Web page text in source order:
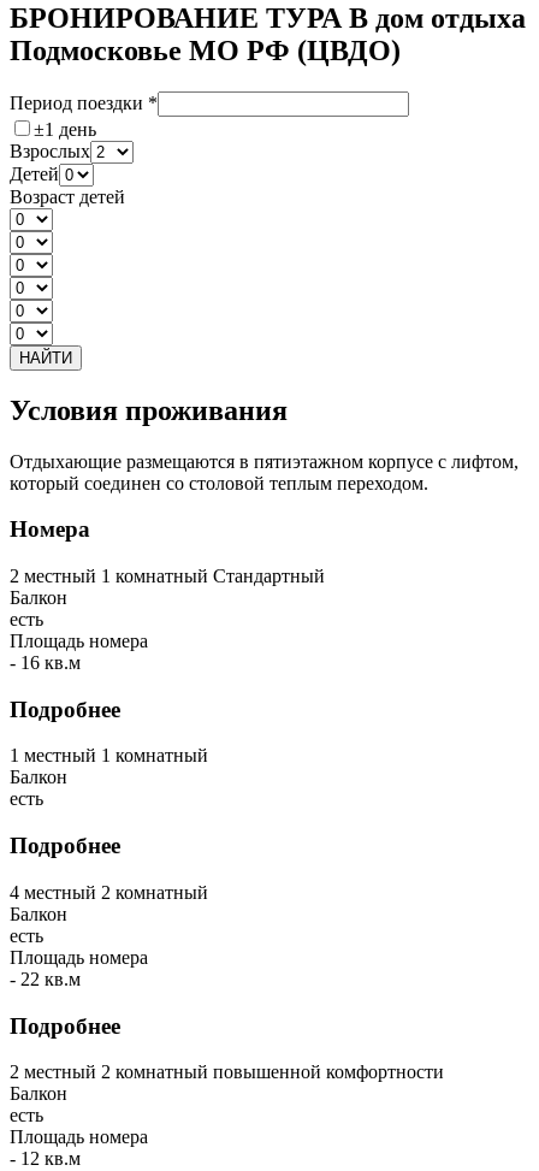
БРОНИРОВАНИЕ ТУРА В дом отдыха
Подмосковье МО РФ (ЦВДО)
Период поездки *
±1 день
Взрослых
Детей
Возраст детей
НАЙТИ
Условия проживания
Отдыхающие размещаются в пятиэтажном корпусе с лифтом,
который соединен со столовой теплым переходом.
Номера
2 местный 1 комнатный Стандартный
Балкон
есть
Площадь номера
- 16 кв.м
Подробнее
1 местный 1 комнатный
Балкон
есть
Подробнее
4 местный 2 комнатный
Балкон
есть
Площадь номера
- 22 кв.м
Подробнее
2 местный 2 комнатный повышенной комфортности
Балкон
есть
Площадь номера
- 12 кв.м